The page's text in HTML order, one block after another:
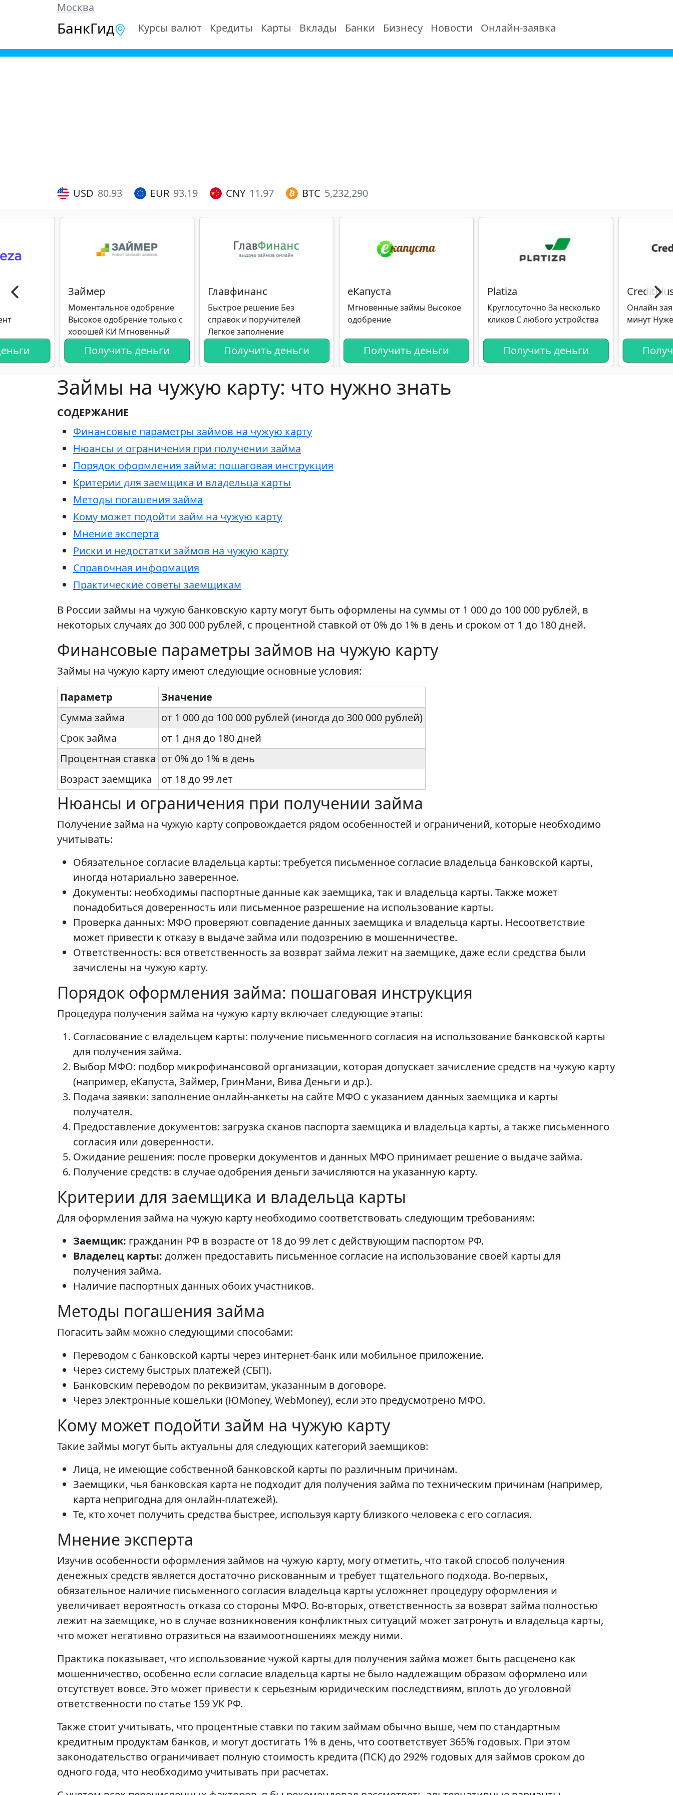
Москва
БанкГид Курсы валют Кредиты Карты Вклады Банки Бизнесу Новости Онлайн-заявка
USD 80.93 EUR 93.19 CNY 11.97 BTC 5,232,290
Займер
Моментальное одобрение
Высокое одобрение только с
хорошей КИ Мгновенный
тысячи клиентов
Получить деньги
Главфинанс
Быстрое решение Без
справок и поручителей
Легкое заполнение
Получить деньги
еКапуста
Мгновенные займы Высокое
одобрение
Получить деньги
Platiza
Круглосуточно За несколько
кликов С любого устройства
Получить деньги
Онлайн
минут
Займы на чужую карту: что нужно знать
СОДЕРЖАНИЕ
Финансовые параметры займов на чужую карту
Нюансы и ограничения при получении займа
Порядок оформления займа: пошаговая инструкция
Критерии для заемщика и владельца карты
Методы погашения займа
Кому может подойти займ на чужую карту
Мнение эксперта
Риски и недостатки займов на чужую карту
Справочная информация
Практические советы заемщикам
В России займы на чужую банковскую карту могут быть оформлены на суммы от 1 000 до 100 000 рублей, в
некоторых случаях до 300 000 рублей, с процентной ставкой от 0% до 1% в день и сроком от 1 до 180 дней.
Финансовые параметры займов на чужую карту
Займы на чужую карту имеют следующие основные условия:
Параметр
Значение
Сумма займа
от 1 000 до 100 000 рублей (иногда до 300 000 рублей)
Срок займа
от 1 дня до 180 дней
Процентная ставка от 0% до 1% в день
Возраст заемщика
от 18 до 99 лет
Нюансы и ограничения при получении займа
Получение займа на чужую карту сопровождается рядом особенностей и ограничений, которые необходимо
учитывать:
Обязательное согласие владельца карты: требуется письменное согласие владельца банковской карты,
иногда нотариально заверенное.
Документы: необходимы паспортные данные как заемщика, так и владельца карты. Также может
понадобиться доверенность или письменное разрешение на использование карты.
Проверка данных: МФО проверяют совпадение данных заемщика и владельца карты. Несоответствие
может привести к отказу в выдаче займа или подозрению в мошенничестве.
Ответственность: вся ответственность за возврат займа лежит на заемщике, даже если средства были
зачислены на чужую карту.
Порядок оформления займа: пошаговая инструкция
Процедура получения займа на чужую карту включает следующие этапы:
Согласование с владельцем карты: получение письменного согласия на использование банковской карты
для получения займа.
Выбор МФО: подбор микрофинансовой организации, которая допускает зачисление средств на чужую карту
(например, eКапуста, Займер, ГринМани, Вива Деньги и др.).
Подача заявки: заполнение онлайн-анкеты на сайте МФО с указанием данных заемщика и карты
получателя.
Предоставление документов: загрузка сканов паспорта заемщика и владельца карты, а также письменного
согласия или доверенности.
Ожидание решения: после проверки документов и данных МФО принимает решение о выдаче займа.
Получение средств: в случае одобрения деньги зачисляются на указанную карту.
Критерии для заемщика и владельца карты
Для оформления займа на чужую карту необходимо соответствовать следующим требованиям:
Заемщик: гражданин РФ в возрасте от 18 до 99 лет с действующим паспортом РФ.
Владелец карты: должен предоставить письменное согласие на использование своей карты для
получения займа.
Наличие паспортных данных обоих участников.
Методы погашения займа
Погасить займ можно следующими способами:
Переводом с банковской карты через интернет-банк или мобильное приложение.
Через систему быстрых платежей (СБП).
Банковским переводом по реквизитам, указанным в договоре.
Через электронные кошельки (ЮMoney, WebMoney), если это предусмотрено МФО.
Кому может подойти займ на чужую карту
Такие займы могут быть актуальны для следующих категорий заемщиков:
Лица, не имеющие собственной банковской карты по различным причинам.
Заемщики, чья банковская карта не подходит для получения займа по техническим причинам (например,
карта непригодна для онлайн-платежей).
Те, кто хочет получить средства быстрее, используя карту близкого человека с его согласия.
Мнение эксперта
Изучив особенности оформления займов на чужую карту, могу отметить, что такой способ получения
денежных средств является достаточно рискованным и требует тщательного подхода. Во-первых,
обязательное наличие письменного согласия владельца карты усложняет процедуру оформления и
увеличивает вероятность отказа со стороны МФО. Во-вторых, ответственность за возврат займа полностью
лежит на заемщике, но в случае возникновения конфликтных ситуаций может затронуть и владельца карты,
что может негативно отразиться на взаимоотношениях между ними.
Практика показывает, что использование чужой карты для получения займа может быть расценено как
мошенничество, особенно если согласие владельца карты не было надлежащим образом оформлено или
отсутствует вовсе. Это может привести к серьезным юридическим последствиям, вплоть до уголовной
ответственности по статье 159 УК РФ.
Также стоит учитывать, что процентные ставки по таким займам обычно выше, чем по стандартным
кредитным продуктам банков, и могут достигать 1% в день, что соответствует 365% годовых. При этом
законодательство ограничивает полную стоимость кредита (ПСК) до 292% годовых для займов сроком до
одного года, что необходимо учитывать при расчетах.